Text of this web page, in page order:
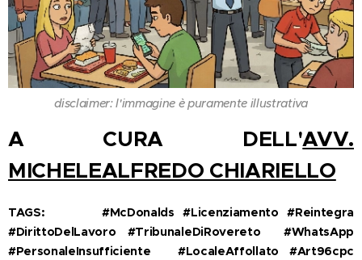
disclaimer: l'immagine è puramente illustrativa
A CURA DELL'AVV.
MICHELEALFREDO CHIARIELLO
TAGS: 🍔⚖️ #McDonalds #Licenziamento #Reintegra
#DirittoDelLavoro #TribunaleDiRovereto #WhatsApp
#PersonaleInsufficiente 😰 #LocaleAffollato #Art96cpc